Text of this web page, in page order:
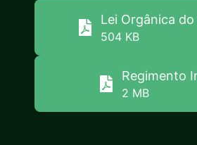
Lei Orgânica
504 KB
Regimento
2 MB